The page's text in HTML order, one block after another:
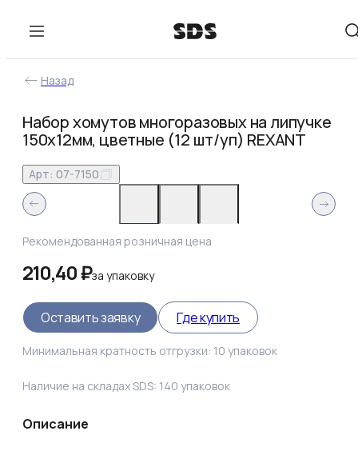
Назад
Набор хомутов многоразовых на липучке
150х12мм, цветные (12 шт/уп) REXANT
Арт: 07-7150
Рекомендованная розничная цена
210,40 ₽заупаковку
Оставить заявку Где купить
Минимальная кратность отгрузки: 10 упаковок
Наличие на складах SDS: 140 упаковок
Описание